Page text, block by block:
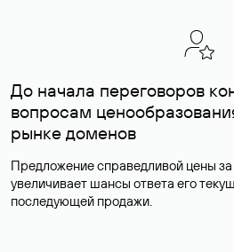
До начала переговоров
вопросам
рынке доменов
Предложение справедливой цены
увеличивает шансы ответа его
последующей продажи.